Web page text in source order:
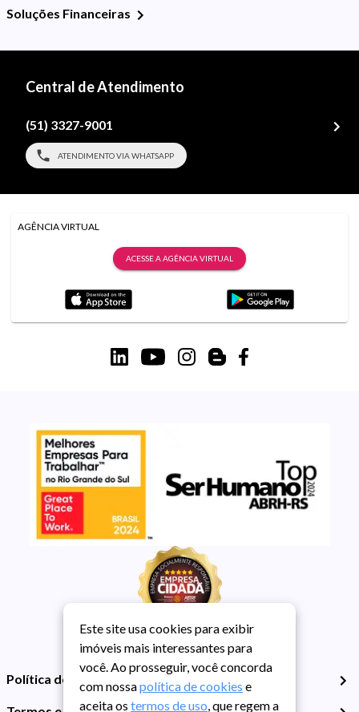
Soluções Financeiras
Central de Atendimento
(51) 3327-9001
ATENDIMENTO VIA WHATSAPP
AGÊNCIA VIRTUAL
ACESSE A AGÊNCIA VIRTUAL
Política de Privacidade
Este site usa cookies para exibir
imóveis mais interessantes para
você. Ao prosseguir, você concorda
com nossapolítica de cookies e
aceita os termos de uso, que regem a